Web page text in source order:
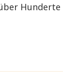
Hunderte